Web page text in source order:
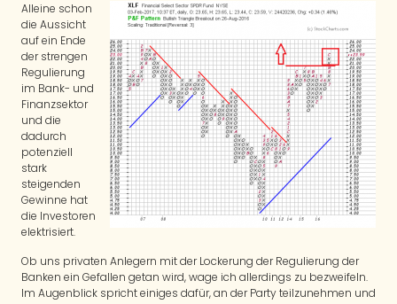
Alleine schon
die Aussicht
auf ein Ende
der strengen
Regulierung
im Bank- und
Finanzsektor
und die
dadurch
potenziell
stark
steigenden
Gewinne hat
die Investoren
elektrisiert.
Ob uns privaten Anlegern mit der Lockerung der Regulierung der
Banken ein Gefallen getan wird, wage ich allerdings zu bezweifeln.
Im Augenblick spricht einiges dafür, an der Party teilzunehmen und